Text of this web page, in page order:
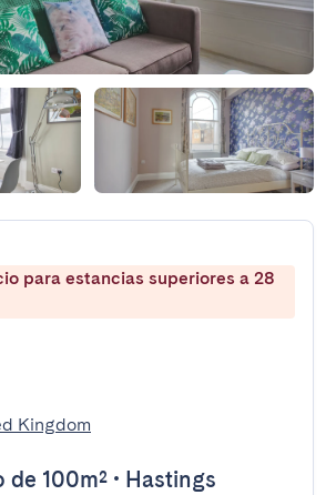
para estancias superiores a 28
Kingdom
de 100m² • Hastings